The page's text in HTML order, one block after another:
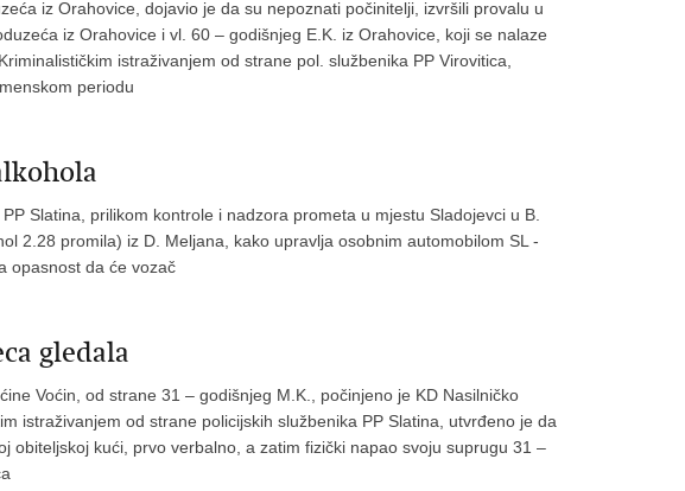
iz Orahovice, dojavio je da su nepoznati počinitelji, izvršili provalu u
iz Orahovice i vl. 60 – godišnjeg E.K. iz Orahovice, koji se nalaze
istraživanjem od strane pol. službenika PP Virovitica,
periodu
Slatina, prilikom kontrole i nadzora prometa u mjestu Sladojevci u B.
2.28 promila) iz D. Meljana, kako upravlja osobnim automobilom SL -
opasnost da će vozač
gledala
Voćin, od strane 31 – godišnjeg M.K., počinjeno je KD Nasilničko
istraživanjem od strane policijskih službenika PP Slatina, utvrđeno je da
obiteljskoj kući, prvo verbalno, a zatim fizički napao svoju suprugu 31 –